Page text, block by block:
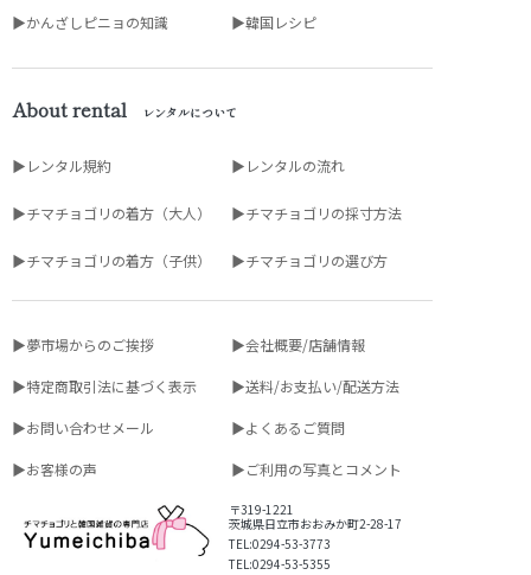
▶かんざしピニョの知識 ▶韓国レシピ
About rental レンタルについて
▶レンタル規約 ▶レンタルの流れ
▶チマチョゴリの着方（大人） ▶チマチョゴリの採寸方法
▶チマチョゴリの着方（子供） ▶チマチョゴリの選び方
▶夢市場からのご挨拶 ▶会社概要/店舗情報
▶特定商取引法に基づく表示 ▶送料/お支払い/配送方法
▶お問い合わせメール ▶よくあるご質問
▶お客様の声 ▶ご利用の写真とコメント
〒319-1221
茨城県日立市おおみか町2-28-17
TEL:0294-53-3773
TEL:0294-53-5355